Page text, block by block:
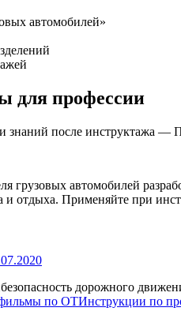
автомобилей»
для профессии
знаний после инструктажа —
грузовых автомобилей
и отдыха. Применяйте при
безопасность дорожного
по ОТИнструкции по